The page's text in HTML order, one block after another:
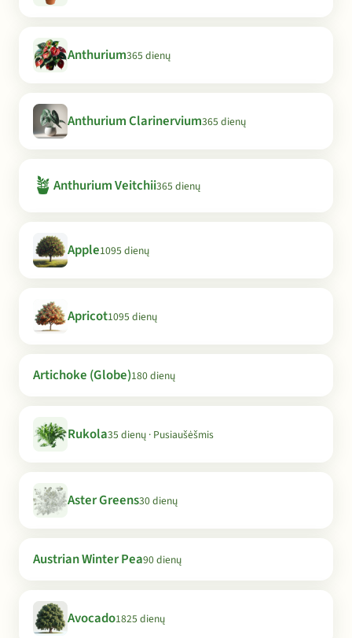
Anthurium365 dienų
Anthurium Clarinervium365 dienų
🪴 Anthurium Veitchii365 dienų
Apple1095 dienų
Apricot1095 dienų
Artichoke (Globe)180 dienų
Rukola35 dienų · Pusiaušėšmis
Aster Greens30 dienų
Austrian Winter Pea90 dienų
Avocado1825 dienų